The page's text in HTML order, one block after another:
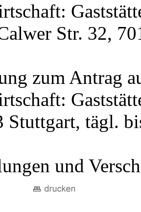
Str. 32,
zum Antrag
Stuttgart, tägl.
und